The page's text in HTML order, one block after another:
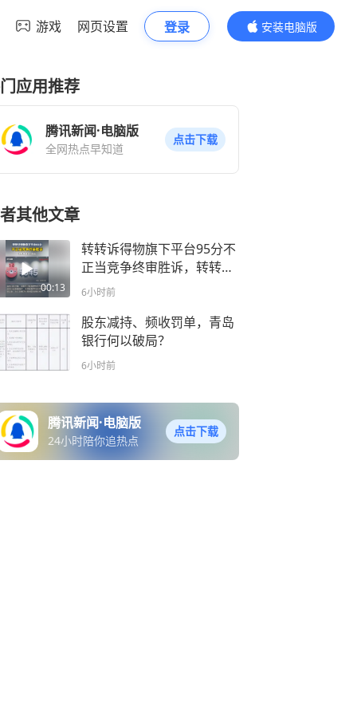
游戏 网页设置 登录
安装电脑版
内容更精彩
应用推荐
腾讯新闻·电脑版
全网热点早知道
点击下载
其他文章
00:13
转转诉得物旗下平台95分不
正当竞争终审胜诉，转转获
赔210万元
6小时前
股东减持、频收罚单，青岛
银行何以破局？
6小时前
腾讯新闻·电脑版
24小时陪你追热点
点击下载